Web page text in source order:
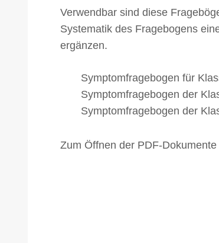
Verwendbar sind diese
Systematik des Fragebogens
ergänzen.
Symptomfragebogen für
Symptomfragebogen der
Symptomfragebogen der
Zum Öffnen der PDF-